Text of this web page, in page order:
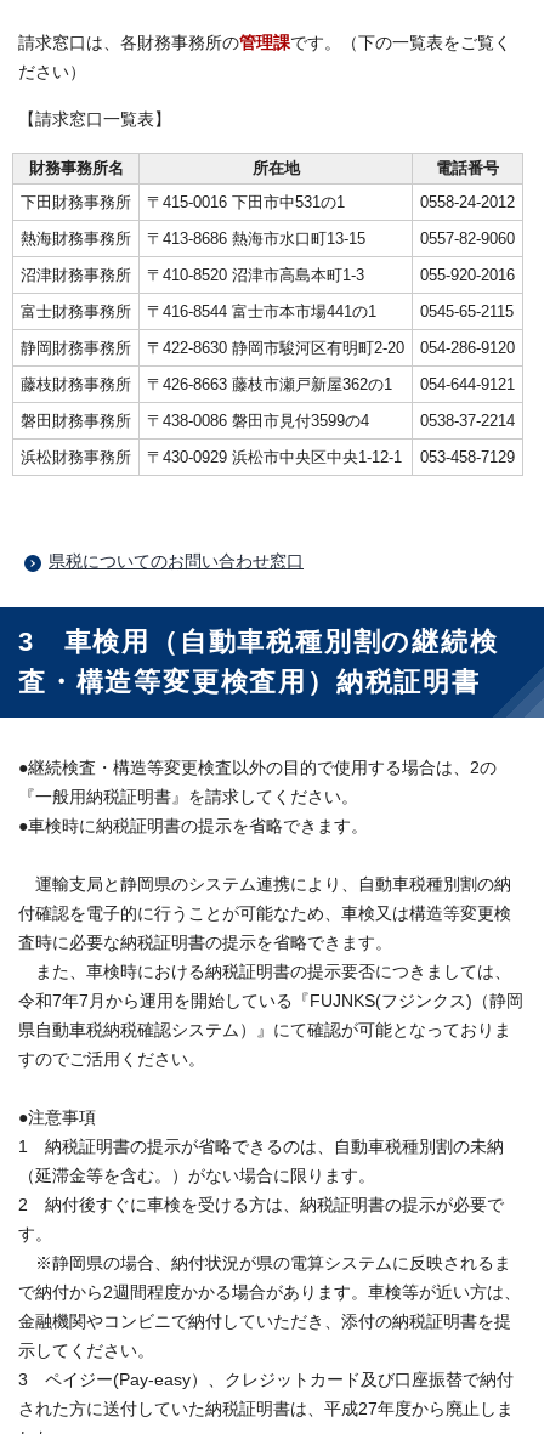
請求窓口は、各財務事務所の管理課です。（下の一覧表をご覧く
ださい）
【請求窓口一覧表】
財務事務所名 所在地
電話番号
下田財務事務所
〒415-0016 下田市中531の1
0558-24-2012
熱海財務事務所
〒413-8686 熱海市水口町13-15
0557-82-9060
沼津財務事務所
〒410-8520 沼津市高島本町1-3
055-920-2016
富士財務事務所
〒416-8544 富士市本市場441の1
0545-65-2115
静岡財務事務所
〒422-8630 静岡市駿河区有明町2-20
054-286-9120
藤枝財務事務所
〒426-8663 藤枝市瀬戸新屋362の1
054-644-9121
磐田財務事務所
〒438-0086 磐田市見付3599の4
0538-37-2214
浜松財務事務所
〒430-0929 浜松市中央区中央1-12-1 053-458-7129
県税についてのお問い合わせ窓口
3 車検用（自動車税種別割の継続検
査・構造等変更検査用）納税証明書
●継続検査・構造等変更検査以外の目的で使用する場合は、2の
『一般用納税証明書』を請求してください。
●車検時に納税証明書の提示を省略できます。
運輸支局と静岡県のシステム連携により、自動車税種別割の納
付確認を電子的に行うことが可能なため、車検又は構造等変更検
査時に必要な納税証明書の提示を省略できます。
また、車検時における納税証明書の提示要否につきましては、
令和7年7月から運用を開始している『FUJNKS(フジンクス)（静岡
県自動車税納税確認システム）』にて確認が可能となっておりま
すのでご活用ください。
●注意事項
1 納税証明書の提示が省略できるのは、自動車税種別割の未納
（延滞金等を含む。）がない場合に限ります。
2 納付後すぐに車検を受ける方は、納税証明書の提示が必要で
す。
※静岡県の場合、納付状況が県の電算システムに反映されるま
で納付から2週間程度かかる場合があります。車検等が近い方は、
金融機関やコンビニで納付していただき、添付の納税証明書を提
示してください。
3 ペイジー(Pay-easy）、クレジットカード及び口座振替で納付
された方に送付していた納税証明書は、平成27年度から廃止しま